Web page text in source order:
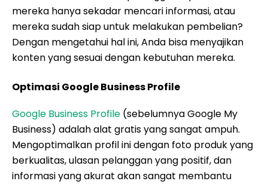
mereka hanya sekadar mencari informasi, atau
mereka sudah siap untuk melakukan pembelian?
Dengan mengetahui hal ini, Anda bisa menyajikan
konten yang sesuai dengan kebutuhan mereka.
Optimasi Google Business Profile
Google Business Profile (sebelumnya Google My
Business) adalah alat gratis yang sangat ampuh.
Mengoptimalkan profil ini dengan foto produk yang
berkualitas, ulasan pelanggan yang positif, dan
informasi yang akurat akan sangat membantu